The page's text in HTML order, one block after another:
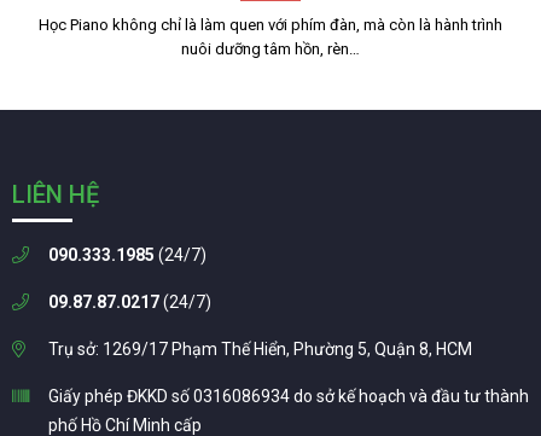
Học Piano không chỉ là làm quen với phím đàn, mà còn là hành trình
nuôi dưỡng tâm hồn, rèn…
LIÊN HỆ
090.333.1985 (24/7)
09.87.87.0217(24/7)
Trụ sở: 1269/17 Phạm Thế Hiển, Phường 5, Quận 8, HCM
Giấy phép ĐKKD số 0316086934 do sở kế hoạch và đầu tư thành
phố Hồ Chí Minh cấp